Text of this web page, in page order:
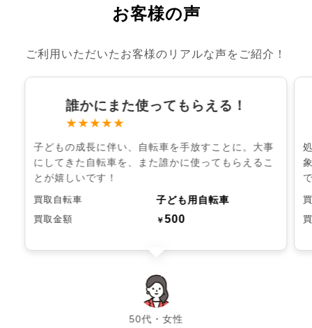
お客様の声
ご利用いただいたお客様のリアルな声をご紹介！
誰かにまた使ってもらえる！
★★★★★
子どもの成長に伴い、自転車を手放すことに。大事
にしてきた自転車を、また誰かに使ってもらえるこ
とが嬉しいです！
買取自転車 子ども用自転車
買取金額 ￥500
50代・女性
chevron_left chevron_right